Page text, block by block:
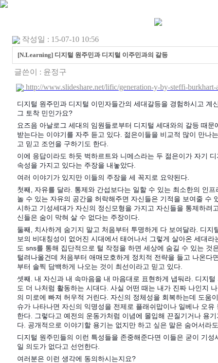
작성일 : 15-07-10 10:56
[N.Learning] 디지털 원주민과 디지털 이주민과의 갈등
글쓴이 : 윤정구
http://www.slideshare.net/lific/generation-y-by-steffi-
디지털 원주민과 디지털 이민자들간의 세대갈등을 경험하시고 계
그 토착 민인가요?
요즈음 아날로그 세대의 임원들로부터 디지털 세대와의 갈등 때문
받는다는 이야기를 자주 듣고 있다. 젊은이들을 비교적 많이 만나
고 믿고 조언을 구하기도 한다.
이에 응답이라도 하듯 벅하르트와 니메스라는 두 젊은이가 자기
속성을 가지고 있다는 주장을 내놓았다.
여러 이야기가 있지만 이들의 주장을 세 꼭지로 요약된다.
첫째, 자유를 달라. 통제와 간섭보다는 일할 수 있는 최소한의 인
놀 수 있는 자유의 공간을 허락해주면 자신들은 기적을 보여줄 수
시하고 기성세대가 자신의 정신모형을 가지고 자신들을 통제하려
신들은 숨이 막혀 살 수 없다는 주장이다.
둘째, 치사하게 숨기지 말고 처음부터 투명하게 다 보여달라. 디지
보의 비대칭성이 없어진 시대에서 태어나서 그렇게 살아온 세대
도 sns를 통해 집단적으로 털 작정을 하면 세상에 숨길 수 있는 것
털려나올건데 처음부터 애매모호하게 정치적 전략을 들고 나온다
부터 솔찍 담백하게 나오는 것이 최선이라고 믿고 있다.
셋째. 내 자신과 내 속마음을 내 마음대로 표현하게 냅둬라. 디지
도 더 나처럼 활동하는 시대다. 사실 어떤 때는 내가 진짜 나인지
의 미로에 빠져 허우적 거린다. 자신의 정체성을 회복하는데 도움
슈가 나타나면 자신의 익명성을 전제로 플래쉬맙이나 일베나 오유
한다. 그렇다고 예전의 운동가처럼 이념에 몰입해 끈질기거나 용
다. 공개적으로 이야기할 용기는 없지만 하고 싶은 말은 숨어서라
디지털 원주민들의 이런 특성들을 존중해준다면 이들은 굳이 기성
일 의도가 없다고 선언한다.
여러분은 이런 생각에 동의하시는지요?